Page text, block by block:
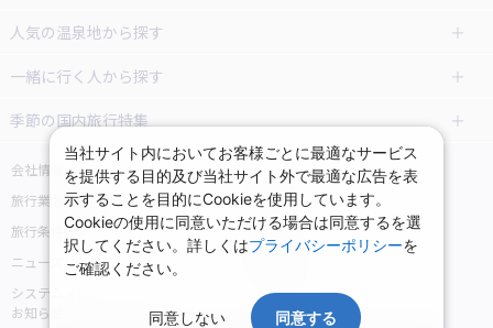
北海道旅行・ツアー
東北
青森旅行・ツアー
宮城旅行・ツアー
秋田旅行・ツアー
山形旅行・ツアー
福島旅行・ツアー
関東
東京旅行・ツアー
埼玉旅行・ツアー
千葉旅行・ツアー
函館旅行
仙台旅行
那須旅行
日光旅行
小笠原旅行
神津島旅行
青ヶ島旅行
人気の温泉地から探す
北海道
湯の川温泉(北海道)
十勝川温泉(北海道)
阿寒湖温泉(北海道)
洞爺湖温泉(北海道)
川湯温泉(北海道)
層雲峡温泉(北海道)
知床温泉(北海道)
花巻温泉(岩手)
蔵王温泉(山形)
一緒に行く人から探す
一人旅 国内版
カップル・夫婦旅行 国内版
女子旅 国内版
卒業旅行・学生旅行 国内版
季節の国内旅行特集
桜・お花見特集
ゴールデンウィーク（GW）の国内
旅行
夏休み・お盆の国内旅行
7月の国内旅行
8月の国内旅行
10月の国内旅行
11月の国内旅行
会社情報
プライバシーポリシー
旅行業登録票・約款
規約集
旅行条件書
商標について
ニュースリリース
システムメンテナンスの
お知らせ
サイトマップ
当社サイト内においてお客様ごとに最適なサービス
を提供する目的及び当社サイト外で最適な広告を表
示することを目的にCookieを使用しています。
Cookieの使用に同意いただける場合は同意するを選
択してください。詳しくはプライバシーポリシーを
ご確認ください。
同意しない 同意する